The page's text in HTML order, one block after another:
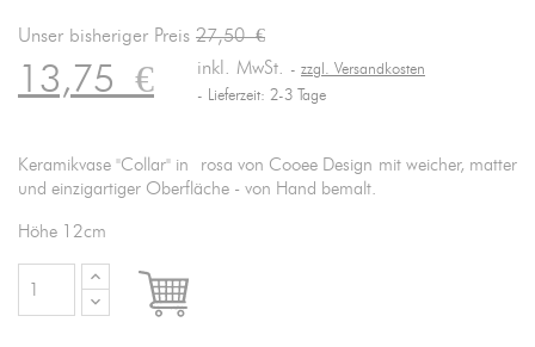
Unser bisheriger Preis 27,50 €
13,75€ inkl. MwSt.
zzgl. Versandkosten
Lieferzeit: 2-3 Tage
Keramikvase "Collar" in rosa von Cooee Design mit weicher, matter
und einzigartiger Oberfläche - von Hand bemalt.
Höhe 12cm
